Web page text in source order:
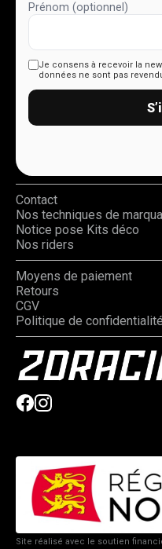
Prénom (optionnel)
Je consens à recevoir la
données ne sont pas
Contact
Nos techniques de
Notice pose Kits déco
Nos riders
Moyens de paiement
Retours
CGV
Politique de confidentialité
Site réalisé avec le soutien